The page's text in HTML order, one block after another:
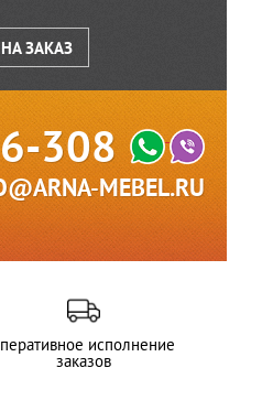
НА ЗАКАЗ
308
MEBEL.RU
исполнение
заказов